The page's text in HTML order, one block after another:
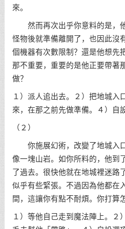
來。
然而再次出乎你意料的是，
怪物後就準備離開了，也因此沒
個機器有次數限制？還是他想先
那不重要，重要的是他正要帶著
做？
１）派人追出去。２）把地城入
來，在那之前先做準備。４）自
（２）
你施展幻術，改變了地城入
像一塊山岩。如你所料的，他到
了過去。很快他就在地城裡迷路
似乎有些緊張。不過因為他都在
間，這讓你有點不耐煩。你打算
１）等他自己走到魔法陣上。２